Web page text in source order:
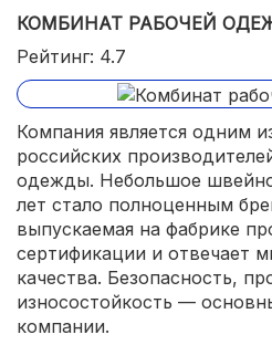
КОМБИНАТ РАБОЧЕЙ
Рейтинг: 4.7
Компания является одним
российских
одежды. Небольшое
лет стало полноценным
выпускаемая на фабрике
сертификации и отвечает
качества. Безопасность,
износостойкость —
компании.